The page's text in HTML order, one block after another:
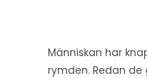
Människan har
rymden. Redan